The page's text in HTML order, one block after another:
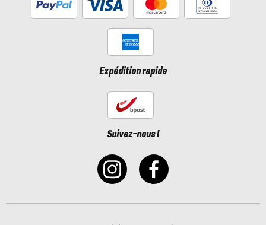
Expédition rapide
Suivez-nous !